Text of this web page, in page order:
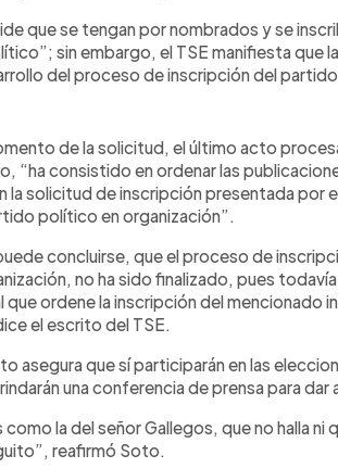
que se tengan por nombrados y se
sin embargo, el TSE manifiesta que
del proceso de inscripción del
de la solicitud, el último acto
“ha consistido en ordenar las
la solicitud de inscripción presentada por
político en organización”.
concluirse, que el proceso de
no ha sido finalizado, pues
que ordene la inscripción del mencionado
el escrito del TSE.
asegura que sí participarán en las
una conferencia de prensa para dar
la del señor Gallegos, que no halla ni
reafirmó Soto.